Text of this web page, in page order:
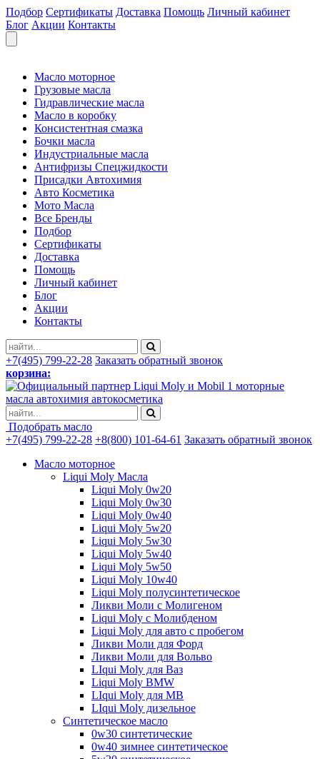
Подбор Сертификаты Доставка Помощь Личный кабинет
Блог Акции Контакты
Масло моторное
Грузовые масла
Гидравлические масла
Масло в коробку
Консистентная смазка
Бочки масла
Индустриальные масла
Антифризы Спецжидкости
Присадки Автохимия
Авто Косметика
Мото Масла
Все Бренды
Подбор
Сертификаты
Доставка
Помощь
Личный кабинет
Блог
Акции
Контакты
+7(495) 799-22-28 Заказать обратный звонок
корзина:
моторные
масла автохимия автокосметика
Подобрать масло
+7(495) 799-22-28 +8(800) 101-64-61 Заказать обратный звонок
Масло моторное
Liqui Moly Масла
Liqui Moly 0w20
Liqui Moly 0w30
Liqui Moly 0w40
Liqui Moly 5w20
Liqui Moly 5w30
Liqui Moly 5w40
Liqui Moly 5w50
Liqui Moly 10w40
Liqui Moly полусинтетическое
Ликви Моли с Молигеном
Liqui Moly с Молибденом
Liqui Moly для авто с пробегом
Ликви Моли для Форд
Ликви Моли для Вольво
LIqui Moly для Ваз
Liqui Moly BMW
LIqui Moly для MB
LIqui Moly дизельное
Синтетическое масло
0w30 синтетические
0w40 зимнее синтетическое